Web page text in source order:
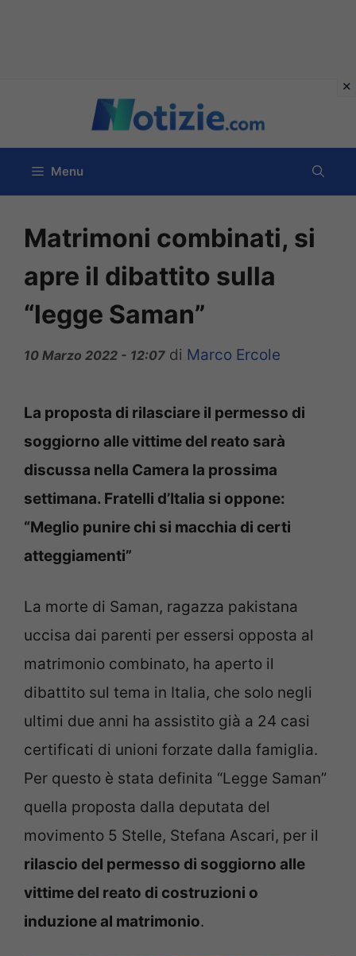
contenuto
Menu
Matrimoni combinati, si
apre il dibattito sulla
“legge Saman”
10 Marzo 2022 - 12:07 di Marco Ercole
La proposta di rilasciare il permesso di
soggiorno alle vittime del reato sarà
discussa nella Camera la prossima
settimana. Fratelli d’Italia si oppone:
“Meglio punire chi si macchia di certi
atteggiamenti”
La morte di Saman, ragazza pakistana
uccisa dai parenti per essersi opposta al
matrimonio combinato, ha aperto il
dibattito sul tema in Italia, che solo negli
ultimi due anni ha assistito già a 24 casi
certificati di unioni forzate dalla famiglia.
Per questo è stata definita “Legge Saman”
quella proposta dalla deputata del
movimento 5 Stelle, Stefana Ascari, per il
rilascio del permesso di soggiorno alle
vittime del reato di costruzioni o
induzione al matrimonio.